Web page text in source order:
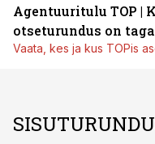
Agentuuritulu TOP |
otseturundus on
Vaata, kes ja kus TOPis